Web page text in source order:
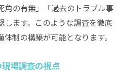
角の有無」「過去のトラブル事
します。このような調査を徹底
制の構築が可能となります。
場調査の視点